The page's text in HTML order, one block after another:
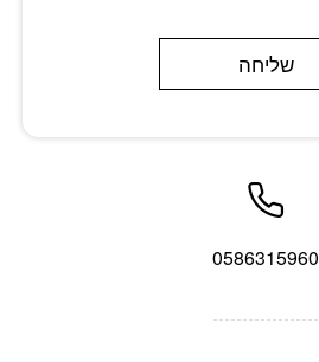
שליחה
0586315960